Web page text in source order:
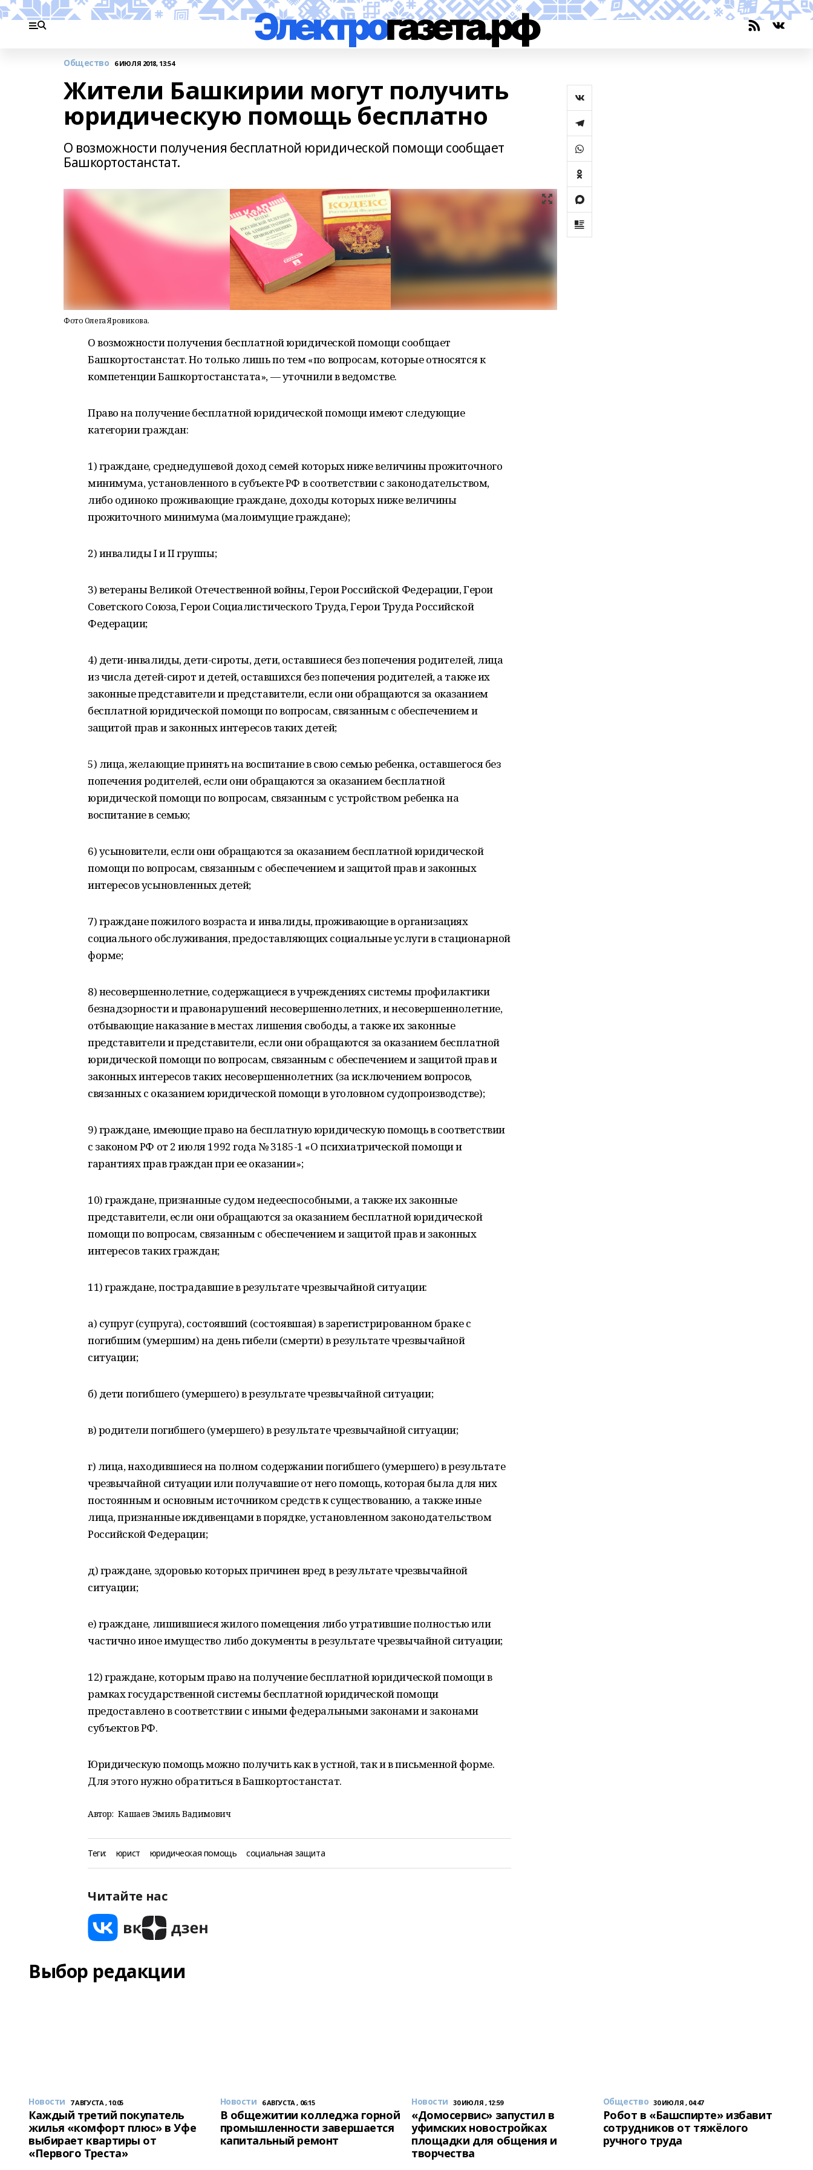
Общество 6 ИЮЛЯ 2018, 13:54
Жители Башкирии могут получить
юридическую помощь бесплатно
О возможности получения бесплатной юридической помощи сообщает
Башкортостанстат.
Фото Олега Яровикова.
О возможности получения бесплатной юридической помощи сообщает
Башкортостанстат. Но только лишь по тем «по вопросам, которые относятся к
компетенции Башкортостанстата», — уточнили в ведомстве.
Право на получение бесплатной юридической помощи имеют следующие
категории граждан:
1) граждане, среднедушевой доход семей которых ниже величины прожиточного
минимума, установленного в субъекте РФ в соответствии с законодательством,
либо одиноко проживающие граждане, доходы которых ниже величины
прожиточного минимума (малоимущие граждане);
2) инвалиды I и II группы;
3) ветераны Великой Отечественной войны, Герои Российской Федерации, Герои
Советского Союза, Герои Социалистического Труда, Герои Труда Российской
Федерации;
4) дети-инвалиды, дети-сироты, дети, оставшиеся без попечения родителей, лица
из числа детей-сирот и детей, оставшихся без попечения родителей, а также их
законные представители и представители, если они обращаются за оказанием
бесплатной юридической помощи по вопросам, связанным с обеспечением и
защитой прав и законных интересов таких детей;
5) лица, желающие принять на воспитание в свою семью ребенка, оставшегося без
попечения родителей, если они обращаются за оказанием бесплатной
юридической помощи по вопросам, связанным с устройством ребенка на
воспитание в семью;
6) усыновители, если они обращаются за оказанием бесплатной юридической
помощи по вопросам, связанным с обеспечением и защитой прав и законных
интересов усыновленных детей;
7) граждане пожилого возраста и инвалиды, проживающие в организациях
социального обслуживания, предоставляющих социальные услуги в стационарной
форме;
8) несовершеннолетние, содержащиеся в учреждениях системы профилактики
безнадзорности и правонарушений несовершеннолетних, и несовершеннолетние,
отбывающие наказание в местах лишения свободы, а также их законные
представители и представители, если они обращаются за оказанием бесплатной
юридической помощи по вопросам, связанным с обеспечением и защитой прав и
законных интересов таких несовершеннолетних (за исключением вопросов,
связанных с оказанием юридической помощи в уголовном судопроизводстве);
9) граждане, имеющие право на бесплатную юридическую помощь в соответствии
с законом РФ от 2 июля 1992 года № 3185-1 «О психиатрической помощи и
гарантиях прав граждан при ее оказании»;
10) граждане, признанные судом недееспособными, а также их законные
представители, если они обращаются за оказанием бесплатной юридической
помощи по вопросам, связанным с обеспечением и защитой прав и законных
интересов таких граждан;
11) граждане, пострадавшие в результате чрезвычайной ситуации:
а) супруг (супруга), состоявший (состоявшая) в зарегистрированном браке с
погибшим (умершим) на день гибели (смерти) в результате чрезвычайной
ситуации;
б) дети погибшего (умершего) в результате чрезвычайной ситуации;
в) родители погибшего (умершего) в результате чрезвычайной ситуации;
г) лица, находившиеся на полном содержании погибшего (умершего) в результате
чрезвычайной ситуации или получавшие от него помощь, которая была для них
постоянным и основным источником средств к существованию, а также иные
лица, признанные иждивенцами в порядке, установленном законодательством
Российской Федерации;
д) граждане, здоровью которых причинен вред в результате чрезвычайной
ситуации;
е) граждане, лишившиеся жилого помещения либо утратившие полностью или
частично иное имущество либо документы в результате чрезвычайной ситуации;
12) граждане, которым право на получение бесплатной юридической помощи в
рамках государственной системы бесплатной юридической помощи
предоставлено в соответствии с иными федеральными законами и законами
субъектов РФ.
Юридическую помощь можно получить как в устной, так и в письменной форме.
Для этого нужно обратиться в Башкортостанстат.
Автор: Кашаев Эмиль Вадимович
Теги: юрист юридическая помощь социальная защита
Читайте нас
Выбор редакции
Новости 7 АВГУСТА , 10:05
Каждый третий покупатель
жилья «комфорт плюс» в Уфе
выбирает квартиры от
«Первого Треста»
Новости 6 АВГУСТА , 06:15
В общежитии колледжа горной
промышленности завершается
капитальный ремонт
Новости 30 ИЮЛЯ , 12:59
«Домосервис» запустил в
уфимских новостройках
площадки для общения и
творчества
Общество 30 ИЮЛЯ , 04:47
Робот в «Башспирте» избавит
сотрудников от тяжёлого
ручного труда